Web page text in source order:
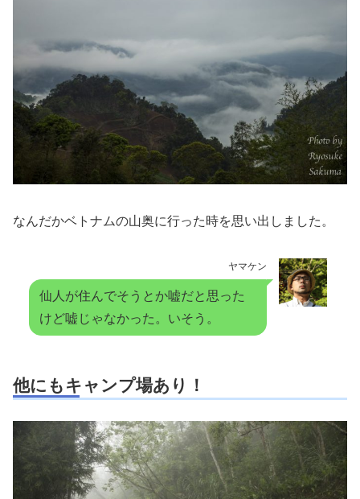
なんだかベトナムの山奥に行った時を思い出しました。
ヤマケン
仙人が住んでそうとか嘘だと思った
けど嘘じゃなかった。いそう。
他にもキャンプ場あり！